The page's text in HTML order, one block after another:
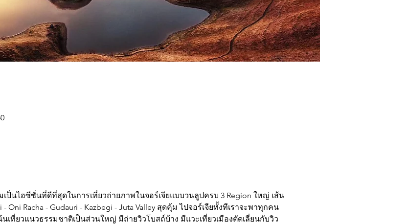
ป็นไฮซีซั่นที่ดีที่สุดในการเที่ยวถ่ายภาพในจอร์เจียแบบวนลูปครบ 3 Region ใหญ่ เส้น
- Oni Racha - Gudauri - Kazbegi - Juta Valley สุดคุ้ม ไปจอร์เจียทั้งทีเราจะพาทุกคน
เที่ยวแนวธรรมชาติเป็นส่วนใหญ่ มีถ่ายวิวโบสถ์บ้าง มีแวะเที่ยวเมืองตัดเลี่ยนกับวิว